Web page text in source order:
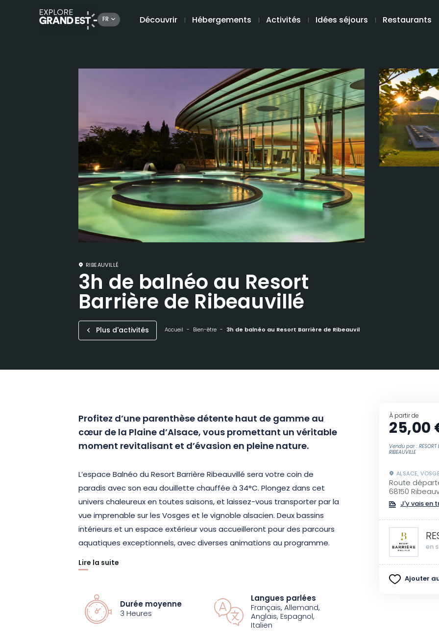
FR Découvrir Hébergements Activités Idées séjours Restaurants
RIBEAUVILLÉ
3h de balnéo au Resort
Barrière de Ribeauvillé
Plus d'activités Accueil Bien-être 3h de balnéo au Resort Barrière de Ribeauvillé
Profitez d’une parenthèse détente haut de gamme au
cœur de la Plaine d’Alsace, vous promettant un véritable
moment revitalisant et d’évasion en pleine nature.
L’espace Balnéo du Resort Barrière Ribeauvillé sera votre coin de
paradis avec son eau douillette chauffée à 34°C. Plongez dans cet
univers chaleureux en toutes saisons, et laissez-vous transporter par la
vue imprenable sur les Vosges et le vignoble alsacien. Deux bassins
intérieurs et un espace extérieur vous accueilleront pour des parcours
aquatiques exceptionnels, avec diverses animations au programme.
Relaxez-vous en musique immergé dans le « Lac du Silence » grâce à la
dans les rivières à contre-courant et les buses de massage du « Lac
des Cratères ». Le Resort Barrière Ribeauvillé a pensé à tout pour
réveiller vos sens.
Lire la suite
Durée moyenne
3 Heures
Langues parlées
Français, Allemand,
Anglais, Espagnol,
Italien
À partir de
25,00
Vendu par : RESORT
RIBEAUVILLE
ALSACE,
Route
68150
J'y vais en
en
Ajouter